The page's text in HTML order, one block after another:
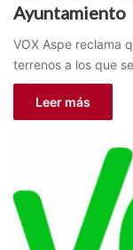
Ayuntamiento
VOX Aspe reclama
terrenos a los que
Leer más